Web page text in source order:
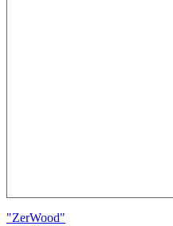
"ZerWood"